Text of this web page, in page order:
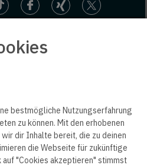
bestmögliche Nutzungserfahrung
zu können. Mit den erhobenen
dir Inhalte bereit, die zu deinen
die Webseite für zukünftige
auf "Cookies akzeptieren" stimmst